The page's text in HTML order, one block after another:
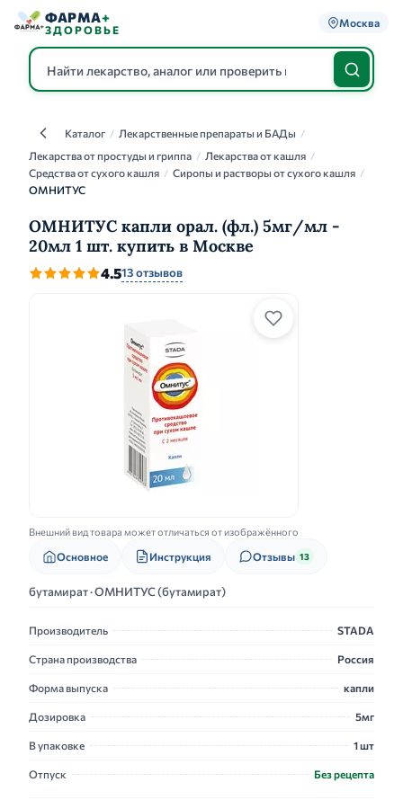
ФАРМА+
ЗДОРОВЬЕ
Москва
КаталогКаталог / Лекарственные препараты и БАДы /
Лекарства от простуды и гриппа / Лекарства от кашля /
Средства от сухого кашля / Сиропы и растворы от сухого кашля /
ОМНИТУС
ОМНИТУС капли орал. (фл.) 5мг/мл -
20мл 1 шт. купить в Москве
4.513 отзывов
Внешний вид товара может отличаться от изображённого
Основное Инструкция Отзывы 13
бутамират · ОМНИТУС (бутамират)
Производитель STADA
Страна производства Россия
Форма выпуска капли
Дозировка 5мг
В упаковке 1 шт
Отпуск Без рецепта